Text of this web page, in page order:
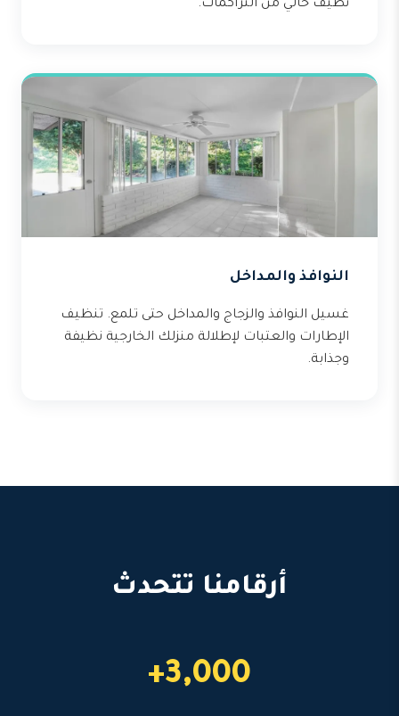
نظيف خالي من التراكمات.
النوافذ والمداخل
غسيل النوافذ والزجاج والمداخل حتى تلمع. تنظيف
الإطارات والعتبات لإطلالة منزلك الخارجية نظيفة
وجذابة.
أرقامنا تتحدث
3,000+